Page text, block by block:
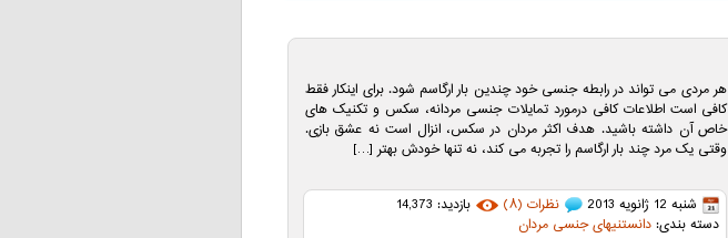
هر مردی می تواند در رابطه جنسی خود چندین بار ارگاسم شود. برای اینکار فقط
کافی است اطلاعات کافی درمورد تمایلات جنسی مردانه، سکس و تکنیک های
خاص آن داشته باشید. هدف اکثر مردان در سکس، انزال است نه عشق بازی.
وقتی یک مرد چند بار ارگاسم را تجربه می کند، نه تنها خودش بهتر […]
شنبه 12 ژانویه 2013 نظرات (۸)
بازدید: 14,373
دسته بندی:دانستنیهای جنسی مردان